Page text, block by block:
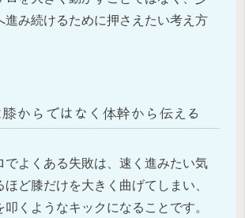
進み続けるために押さえたい考え方
からではなく体幹から伝える
でよくある失敗は、速く進みたい気
ど膝だけを大きく曲げてしまい、
叩くようなキックになることです。